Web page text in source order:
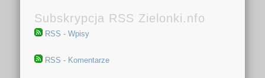
Subskrypcja RSS Zielonki.nfo
RSS - Wpisy
RSS - Komentarze